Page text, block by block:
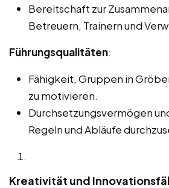
Bereitschaft zur
Betreuern, Trainern und
Führungsqualitäten:
Fähigkeit, Gruppen in
zu motivieren.
Durchsetzungsvermögen
Regeln und Abläufe
Kreativität und